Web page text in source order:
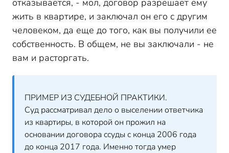
отказывается, - мол, договор разрешает ему
жить в квартире, и заключал он его с другим
человеком, да еще до того, как вы получили ее
собственность. В общем, не вы заключали - не
вам и расторгать.
ПРИМЕР ИЗ СУДЕБНОЙ ПРАКТИКИ.
Суд рассматривал дело о выселении ответчика
из квартиры, в которой он прожил на
основании договора ссуды с конца 2006 года
до конца 2017 года. Именно тогда умер